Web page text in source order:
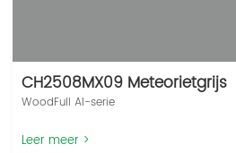
CH2508MX09 Meteorietgrijs
WoodFull AI-serie‌
Leer meer >